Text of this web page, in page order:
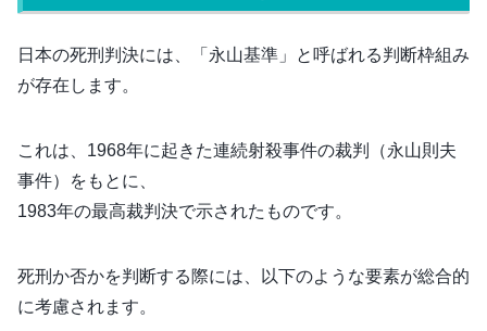
日本の死刑判決には、「永山基準」と呼ばれる判断枠組み
が存在します。
これは、1968年に起きた連続射殺事件の裁判（永山則夫
事件）をもとに、
1983年の最高裁判決で示されたものです。
死刑か否かを判断する際には、以下のような要素が総合的
に考慮されます。